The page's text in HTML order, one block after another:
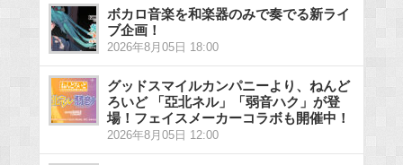
ボカロ音楽を和楽器のみで奏でる新ライ
ブ企画！
2026年8月05日 18:00
グッドスマイルカンパニーより、ねんど
ろいど 「亞北ネル」「弱音ハク」が登
場！フェイスメーカーコラボも開催中！
2026年8月05日 12:00